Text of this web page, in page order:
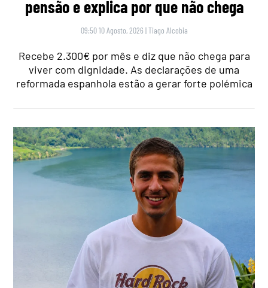
pensão e explica por que não chega
09:50 10 Agosto, 2026 |Tiago Alcobia
Recebe 2.300€ por mês e diz que não chega para
viver com dignidade. As declarações de uma
reformada espanhola estão a gerar forte polémica